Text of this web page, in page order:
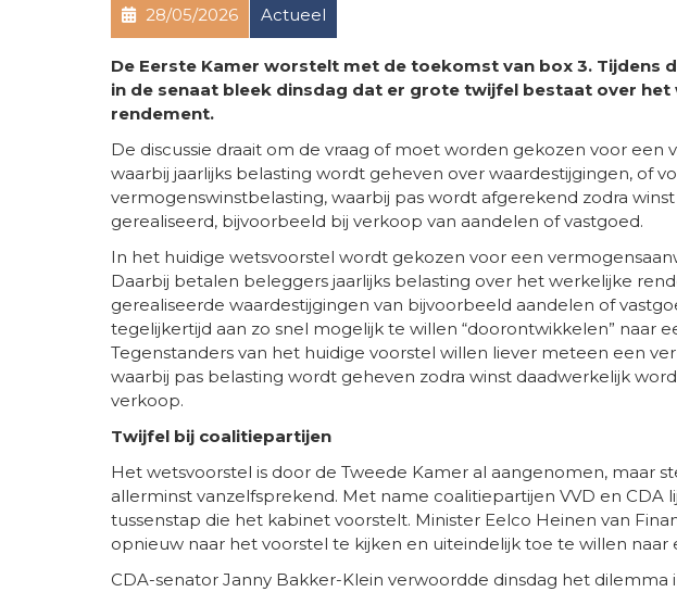
28/05/2026 Actueel
De Eerste Kamer worstelt met de toekomst van box 3. Tijdens
in de senaat bleek dinsdag dat er grote twijfel bestaat over
rendement.
De discussie draait om de vraag of moet worden gekozen voor een
waarbij jaarlijks belasting wordt geheven over waardestijgingen, of
vermogenswinstbelasting, waarbij pas wordt afgerekend zodra
gerealiseerd, bijvoorbeeld bij verkoop van aandelen of vastgoed.
In het huidige wetsvoorstel wordt gekozen voor een
Daarbij betalen beleggers jaarlijks belasting over het werkelijke
gerealiseerde waardestijgingen van bijvoorbeeld aandelen of
tegelijkertijd aan zo snel mogelijk te willen “doorontwikkelen” naar
Tegenstanders van het huidige voorstel willen liever meteen een
waarbij pas belasting wordt geheven zodra winst daadwerkelijk
verkoop.
Twijfel bij coalitiepartijen
Het wetsvoorstel is door de Tweede Kamer al aangenomen, maar
allerminst vanzelfsprekend. Met name coalitiepartijen VVD en CDA
tussenstap die het kabinet voorstelt. Minister Eelco Heinen van
opnieuw naar het voorstel te kijken en uiteindelijk toe te willen naar
CDA-senator Janny Bakker-Klein verwoordde dinsdag het dilemma